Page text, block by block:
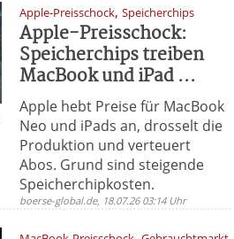
Apple-Preisschock,Speicherchips
Apple-Preisschock:
Speicherchips treiben
MacBook und iPad ...
Apple hebt Preise für MacBook
Neo und iPads an, drosselt die
Produktion und verteuert
Abos. Grund sind steigende
Speicherchipkosten.
boerse-global.de, 18.07.26 03:14 Uhr